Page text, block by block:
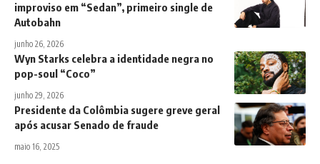
improviso em “Sedan”, primeiro single de
Autobahn
junho 26, 2026
Wyn Starks celebra a identidade negra no
pop-soul “Coco”
junho 29, 2026
Presidente da Colômbia sugere greve geral
após acusar Senado de fraude
maio 16, 2025